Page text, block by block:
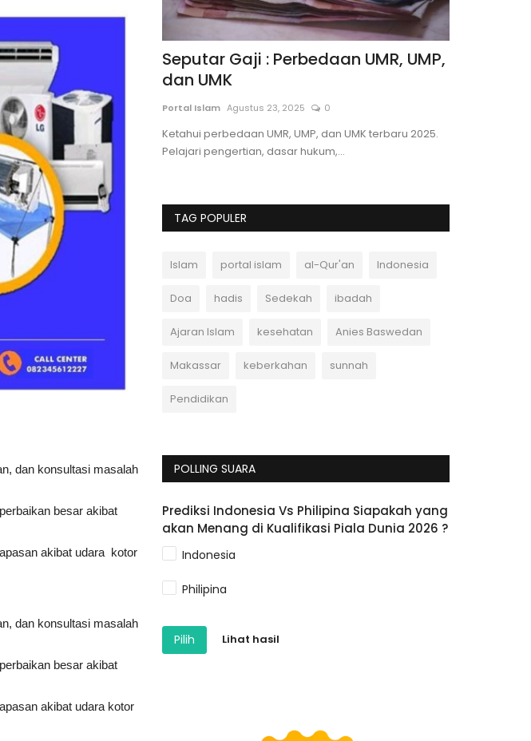
dan konsultasi masalah
besar akibat
akibat udara kotor
dan konsultasi masalah
besar akibat
akibat udara kotor
BAZNAS Kota
2026-2031
Juli 6, 2026 0
Seputar Gaji : Perbedaan UMR, UMP,
dan UMK
Portal Islam Agustus 23, 2025 0
Ketahui perbedaan UMR, UMP, dan UMK terbaru 2025.
Pelajari pengertian, dasar hukum,...
TAG POPULER
Islam portal islam al-Qur'an Indonesia
Doa hadis Sedekah ibadah
Ajaran Islam kesehatan Anies Baswedan
Makassar keberkahan sunnah
Pendidikan
POLLING SUARA
Prediksi Indonesia Vs Philipina Siapakah yang
akan Menang di Kualifikasi Piala Dunia 2026 ?
Indonesia
Philipina
Pilih Lihat hasil